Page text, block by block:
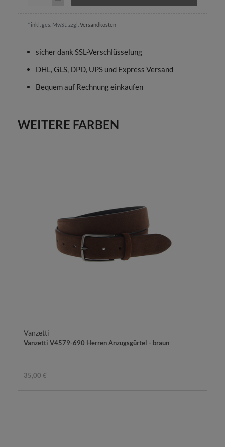
* inkl. ges. MwSt. zzgl. Versandkosten
sicher dank SSL-Verschlüsselung
DHL, GLS, DPD, UPS und Express Versand
Bequem auf Rechnung einkaufen
WEITERE FARBEN
Vanzetti
Vanzetti V4579-690 Herren Anzugsgürtel - braun
35,00 €